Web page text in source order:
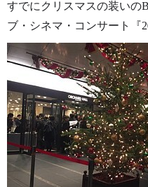
すでにクリスマスの装いの
ブ・シネマ・コンサート『